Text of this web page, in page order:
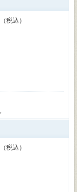
税込）
税込）